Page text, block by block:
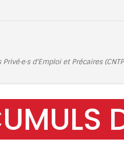
d'Emploi et Précaires